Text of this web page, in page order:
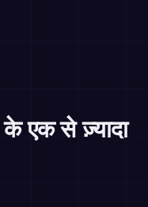
एक से ज़्यादा